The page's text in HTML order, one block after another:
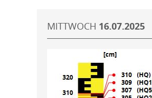
MITTWOCH 16.07.2025